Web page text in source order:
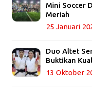
Mini Soccer
Meriah
25 Januari
Duo Altet
Buktikan
13 Oktober